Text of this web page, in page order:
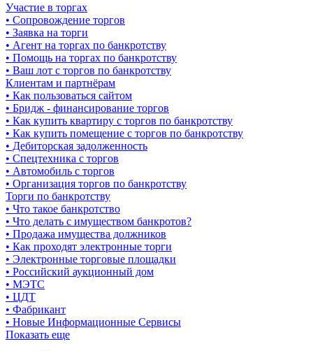
Участие в торгах
• Сопровождение торгов
• Заявка на торги
• Агент на торгах по банкротству
• Помощь на торгах по банкротству
• Ваш лот с торгов по банкротству
Клиентам и партнёрам
• Как пользоваться сайтом
• Бридж - финансирование торгов
• Как купить квартиру с торгов по банкротству
• Как купить помещение с торгов по банкротству
• Дебиторская задолженность
• Спецтехника с торгов
• Автомобиль с торгов
• Организация торгов по банкротству
Торги по банкротству
• Что такое банкротство
• Что делать с имуществом банкротов?
• Продажа имущества должников
• Как проходят электронные торги
• Электронные торговые площадки
• Российский аукционный дом
• МЭТС
• ЦДТ
• Фабрикант
• Новые Информационные Сервисы
Показать еще